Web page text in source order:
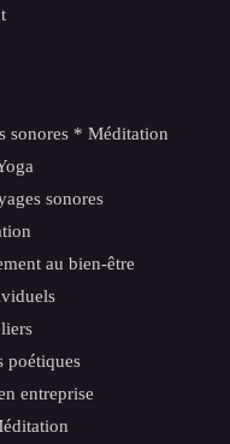
sonores * Méditation
sonores
au bien-être
poétiques
entreprise